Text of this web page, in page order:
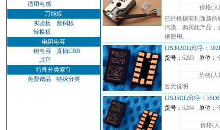
适用电感
万能板
实验板
敷铜板
转换板
电阻电容
钽电容
直插CBB
其它
特殊分类索引
免费赠品
特殊分类
价格(
已经根据安利逸新
污染。购买此产品，
接使用。
LIS302DL(印字：
货号： 6283 单位：
价格(人
暂无说明
LIS35DE(印字：
货号： 6284 单位：
价格(